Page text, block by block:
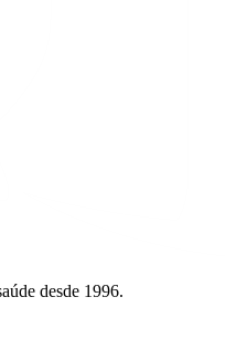
desde 1996.